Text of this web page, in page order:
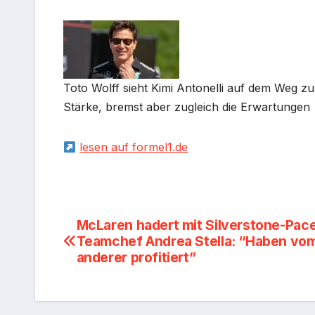
Toto Wolff sieht Kimi Antonelli auf dem Weg
Stärke, bremst aber zugleich die Erwartungen
lesen auf formel1.de
Beitragsnavigation
McLaren hadert mit Silverstone-
Teamchef Andrea Stella: “Haben
anderer profitiert”